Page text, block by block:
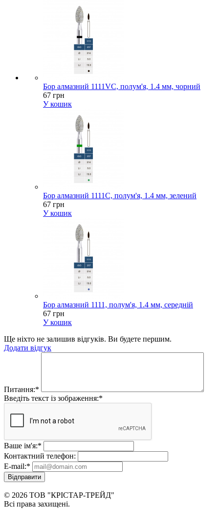
Бор алмазний 1111VC, полум'я, 1.4 мм, чорний
67 грн
У кошик
Бор алмазний 1111C, полум'я, 1.4 мм, зелений
67 грн
У кошик
Бор алмазний 1111, полум'я, 1.4 мм, середній
67 грн
У кошик
Ще ніхто не залишив відгуків. Ви будете першим.
Додати відгук
Питання:*
Введіть текст із зображення:*
Ваше ім'я:*
Контактний телефон:
E-mail:*
Відправити
© 2026 ТОВ "КРІСТАР-ТРЕЙД"
Всі права захищені.